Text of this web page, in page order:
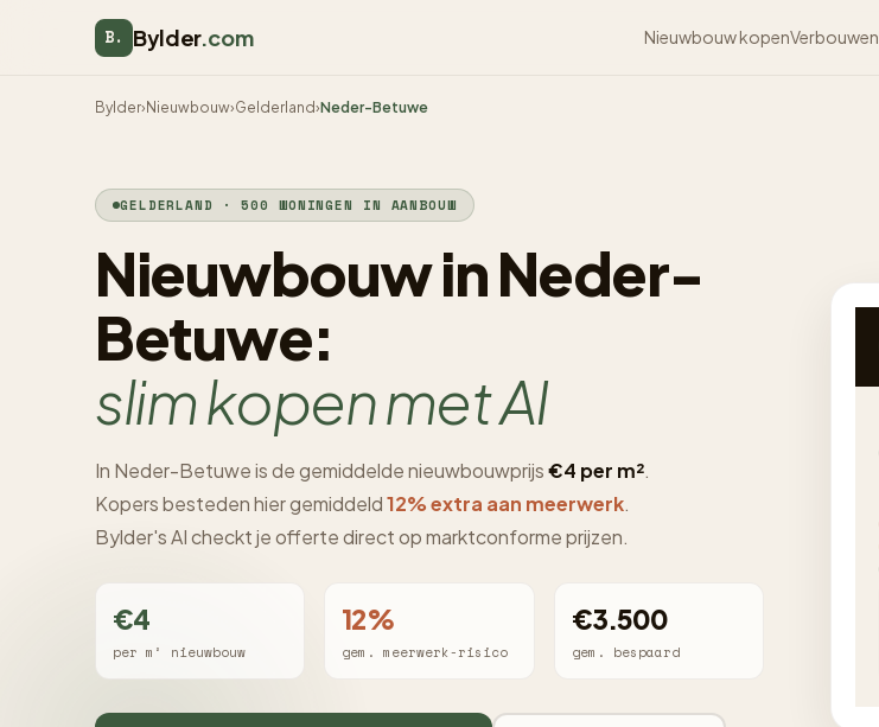
B. Bylder.com Nieuwbouw kopenVerbouwen
Bylder› Nieuwbouw›Gelderland›Neder-Betuwe
GELDERLAND · 500 WONINGEN IN AANBOUW
Nieuwbouw in Neder-
Betuwe:
slim kopen met AI
In Neder-Betuwe is de gemiddelde nieuwbouwprijs€4 per m².
Kopers besteden hier gemiddeld12% extra aan meerwerk.
Bylder's AI checkt je offerte direct op marktconforme prijzen.
€4
per m² nieuwbouw
12%
gem. meerwerk-risico
€3.500
gem. bespaard